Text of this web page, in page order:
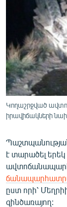
ՄԻՋԱԶԳԱՅԻՆ
ՄՇԱԿՈՒՅԹ
ՍՊՈՐՏ
ՏՏ ԵՒ ԻՆՏԵՐՆԵՏ
ԱՐԽԻՎ
ՏԵՍԱՆՅՈՒԹԵՐ
ԲԱՆԱՎԵՃ
ՁԳՏԵԼՈՎ
ՓՈԴՔԱՍԹ
Կողաշրջված
իրավիճակների
է տարածել
ըստ որի՝
զինծառայող: